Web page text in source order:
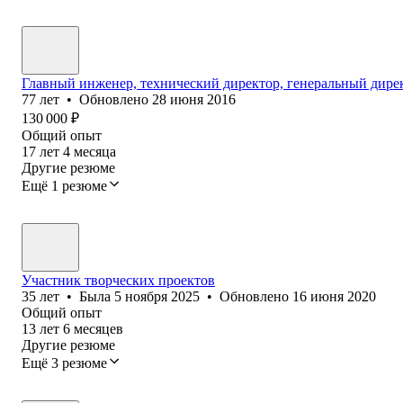
Главный инженер, технический директор, генеральный
77 лет • Обновлено 28 июня 2016
130 000 ₽
Общий опыт
17 лет 4 месяца
Другие резюме
Ещё 1 резюме
Участник творческих проектов
35 лет • Была 5 ноября 2025 • Обновлено 16 июня 2020
Общий опыт
13 лет 6 месяцев
Другие резюме
Ещё 3 резюме